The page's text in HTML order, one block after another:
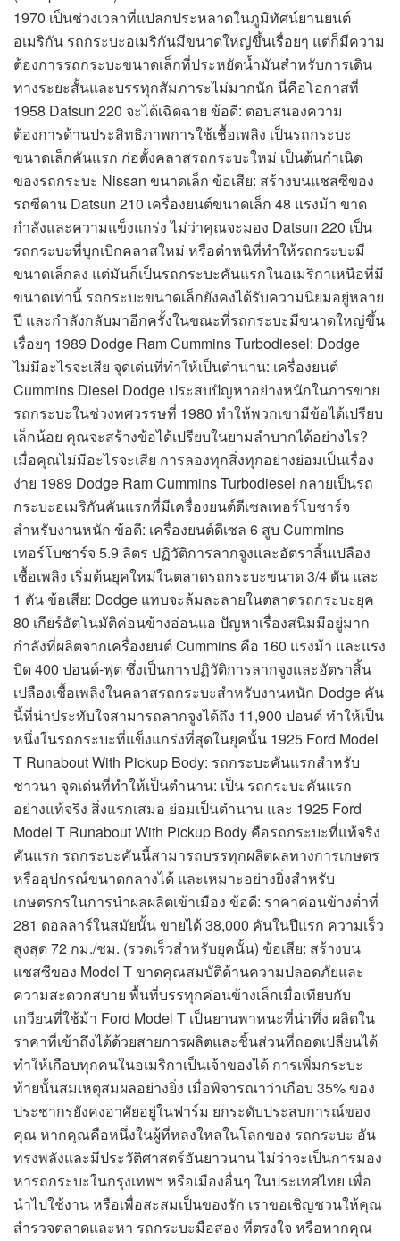
1970 เป็นช่วงเวลาที่แปลกประหลาดในภูมิทัศน์ยานยนต์
อเมริกัน รถกระบะอเมริกันมีขนาดใหญ่ขึ้นเรื่อยๆ แต่ก็มีความ
ต้องการรถกระบะขนาดเล็กที่ประหยัดน้ำมันสำหรับการเดิน
ทางระยะสั้นและบรรทุกสัมภาระไม่มากนัก นี่คือโอกาสที่
1958 Datsun 220 จะได้เฉิดฉาย ข้อดี: ตอบสนองความ
ต้องการด้านประสิทธิภาพการใช้เชื้อเพลิง เป็นรถกระบะ
ขนาดเล็กคันแรก ก่อตั้งคลาสรถกระบะใหม่ เป็นต้นกำเนิด
ของรถกระบะ Nissan ขนาดเล็ก ข้อเสีย: สร้างบนแชสซีของ
รถซีดาน Datsun 210 เครื่องยนต์ขนาดเล็ก 48 แรงม้า ขาด
กำลังและความแข็งแกร่ง ไม่ว่าคุณจะมอง Datsun 220 เป็น
รถกระบะที่บุกเบิกคลาสใหม่ หรือตำหนิที่ทำให้รถกระบะมี
ขนาดเล็กลง แต่มันก็เป็นรถกระบะคันแรกในอเมริกาเหนือที่มี
ขนาดเท่านี้ รถกระบะขนาดเล็กยังคงได้รับความนิยมอยู่หลาย
ปี และกำลังกลับมาอีกครั้งในขณะที่รถกระบะมีขนาดใหญ่ขึ้น
เรื่อยๆ 1989 Dodge Ram Cummins Turbodiesel: Dodge
ไม่มีอะไรจะเสีย จุดเด่นที่ทำให้เป็นตำนาน: เครื่องยนต์
Cummins Diesel Dodge ประสบปัญหาอย่างหนักในการขาย
รถกระบะในช่วงทศวรรษที่ 1980 ทำให้พวกเขามีข้อได้เปรียบ
เล็กน้อย คุณจะสร้างข้อได้เปรียบในยามลำบากได้อย่างไร?
เมื่อคุณไม่มีอะไรจะเสีย การลองทุกสิ่งทุกอย่างย่อมเป็นเรื่อง
ง่าย 1989 Dodge Ram Cummins Turbodiesel กลายเป็นรถ
กระบะอเมริกันคันแรกที่มีเครื่องยนต์ดีเซลเทอร์โบชาร์จ
สำหรับงานหนัก ข้อดี: เครื่องยนต์ดีเซล 6 สูบ Cummins
เทอร์โบชาร์จ 5.9 ลิตร ปฏิวัติการลากจูงและอัตราสิ้นเปลือง
เชื้อเพลิง เริ่มต้นยุคใหม่ในตลาดรถกระบะขนาด 3/4 ตัน และ
1 ตัน ข้อเสีย: Dodge แทบจะล้มละลายในตลาดรถกระบะยุค
80 เกียร์อัตโนมัติค่อนข้างอ่อนแอ ปัญหาเรื่องสนิมมีอยู่มาก
กำลังที่ผลิตจากเครื่องยนต์ Cummins คือ 160 แรงม้า และแรง
บิด 400 ปอนด์-ฟุต ซึ่งเป็นการปฏิวัติการลากจูงและอัตราสิ้น
เปลืองเชื้อเพลิงในคลาสรถกระบะสำหรับงานหนัก Dodge คัน
นี้ที่น่าประทับใจสามารถลากจูงได้ถึง 11,900 ปอนด์ ทำให้เป็น
หนึ่งในรถกระบะที่แข็งแกร่งที่สุดในยุคนั้น 1925 Ford Model
T Runabout With Pickup Body: รถกระบะคันแรกสำหรับ
ชาวนา จุดเด่นที่ทำให้เป็นตำนาน: เป็น รถกระบะคันแรก
อย่างแท้จริง สิ่งแรกเสมอ ย่อมเป็นตำนาน และ 1925 Ford
Model T Runabout With Pickup Body คือรถกระบะที่แท้จริง
คันแรก รถกระบะคันนี้สามารถบรรทุกผลิตผลทางการเกษตร
หรืออุปกรณ์ขนาดกลางได้ และเหมาะอย่างยิ่งสำหรับ
เกษตรกรในการนำผลผลิตเข้าเมือง ข้อดี: ราคาค่อนข้างต่ำที่
281 ดอลลาร์ในสมัยนั้น ขายได้ 38,000 คันในปีแรก ความเร็ว
สูงสุด 72 กม./ชม. (รวดเร็วสำหรับยุคนั้น) ข้อเสีย: สร้างบน
แชสซีของ Model T ขาดคุณสมบัติด้านความปลอดภัยและ
ความสะดวกสบาย พื้นที่บรรทุกค่อนข้างเล็กเมื่อเทียบกับ
เกวียนที่ใช้ม้า Ford Model T เป็นยานพาหนะที่น่าทึ่ง ผลิตใน
ราคาที่เข้าถึงได้ด้วยสายการผลิตและชิ้นส่วนที่ถอดเปลี่ยนได้
ทำให้เกือบทุกคนในอเมริกาเป็นเจ้าของได้ การเพิ่มกระบะ
ท้ายนั้นสมเหตุสมผลอย่างยิ่ง เมื่อพิจารณาว่าเกือบ 35% ของ
ประชากรยังคงอาศัยอยู่ในฟาร์ม ยกระดับประสบการณ์ของ
คุณ หากคุณคือหนึ่งในผู้ที่หลงใหลในโลกของ รถกระบะ อัน
ทรงพลังและมีประวัติศาสตร์อันยาวนาน ไม่ว่าจะเป็นการมอง
หารถกระบะในกรุงเทพฯ หรือเมืองอื่นๆ ในประเทศไทย เพื่อ
นำไปใช้งาน หรือเพื่อสะสมเป็นของรัก เราขอเชิญชวนให้คุณ
สำรวจตลาดและหา รถกระบะมือสอง ที่ตรงใจ หรือหากคุณ